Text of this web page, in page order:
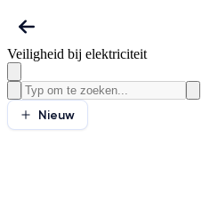
Veiligheid bij elektriciteit
Nieuw